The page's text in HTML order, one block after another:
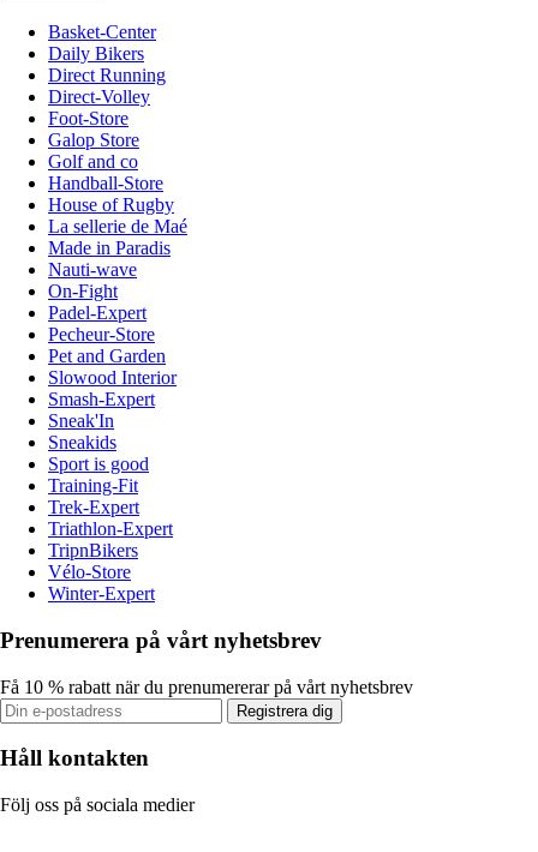
Basket-Center
Daily Bikers
Direct Running
Direct-Volley
Foot-Store
Galop Store
Golf and co
Handball-Store
House of Rugby
La sellerie de Maé
Made in Paradis
Nauti-wave
On-Fight
Padel-Expert
Pecheur-Store
Pet and Garden
Slowood Interior
Smash-Expert
Sneak'In
Sneakids
Sport is good
Training-Fit
Trek-Expert
Triathlon-Expert
TripnBikers
Vélo-Store
Winter-Expert
Prenumerera på vårt nyhetsbrev
Få 10 % rabatt när du prenumererar på vårt nyhetsbrev
Registrera dig
Håll kontakten
Följ oss på sociala medier